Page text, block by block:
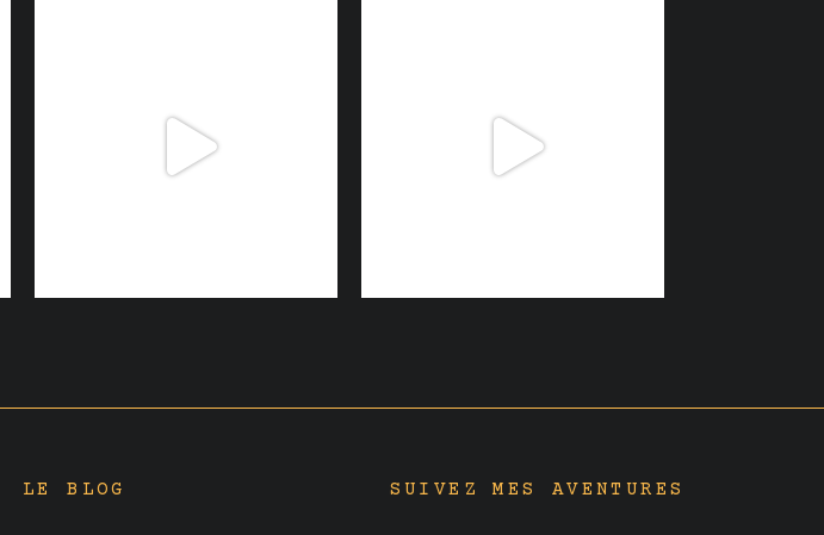
LE BLOG SUIVEZ MES AVENTURES